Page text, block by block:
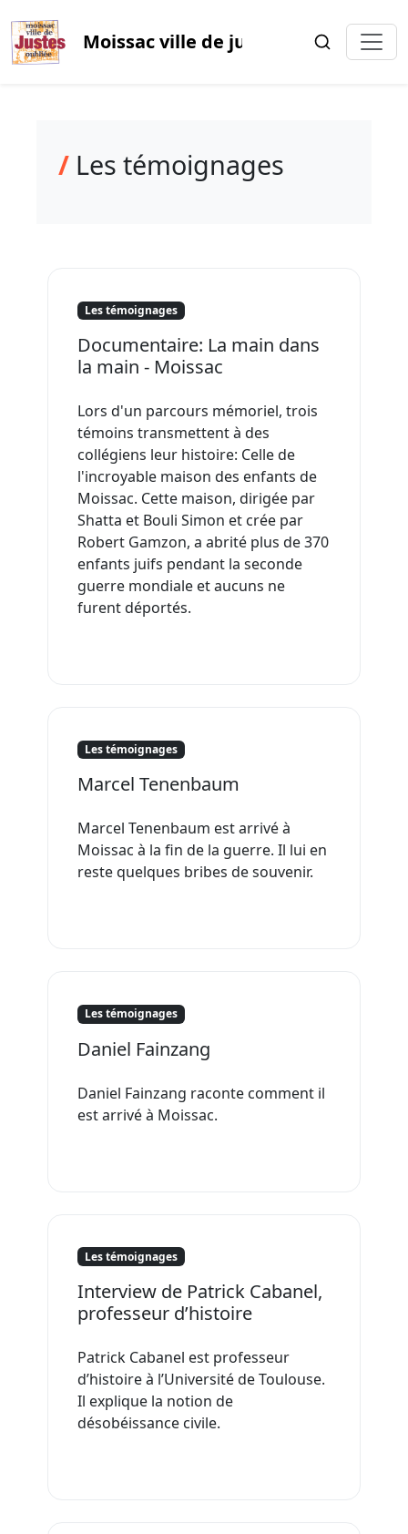
Moissac ville de justes oubliée
/ Les témoignages
Les témoignages
Documentaire: La main dans
la main - Moissac
Lors d'un parcours mémoriel, trois
témoins transmettent à des
collégiens leur histoire: Celle de
l'incroyable maison des enfants de
Moissac. Cette maison, dirigée par
Shatta et Bouli Simon et crée par
Robert Gamzon, a abrité plus de 370
enfants juifs pendant la seconde
guerre mondiale et aucuns ne
furent déportés.
Les témoignages
Marcel Tenenbaum
Marcel Tenenbaum est arrivé à
Moissac à la fin de la guerre. Il lui en
reste quelques bribes de souvenir.
Les témoignages
Daniel Fainzang
Daniel Fainzang raconte comment il
est arrivé à Moissac.
Les témoignages
Interview de Patrick Cabanel,
professeur d’histoire
Patrick Cabanel est professeur
d’histoire à l’Université de Toulouse.
Il explique la notion de
désobéissance civile.